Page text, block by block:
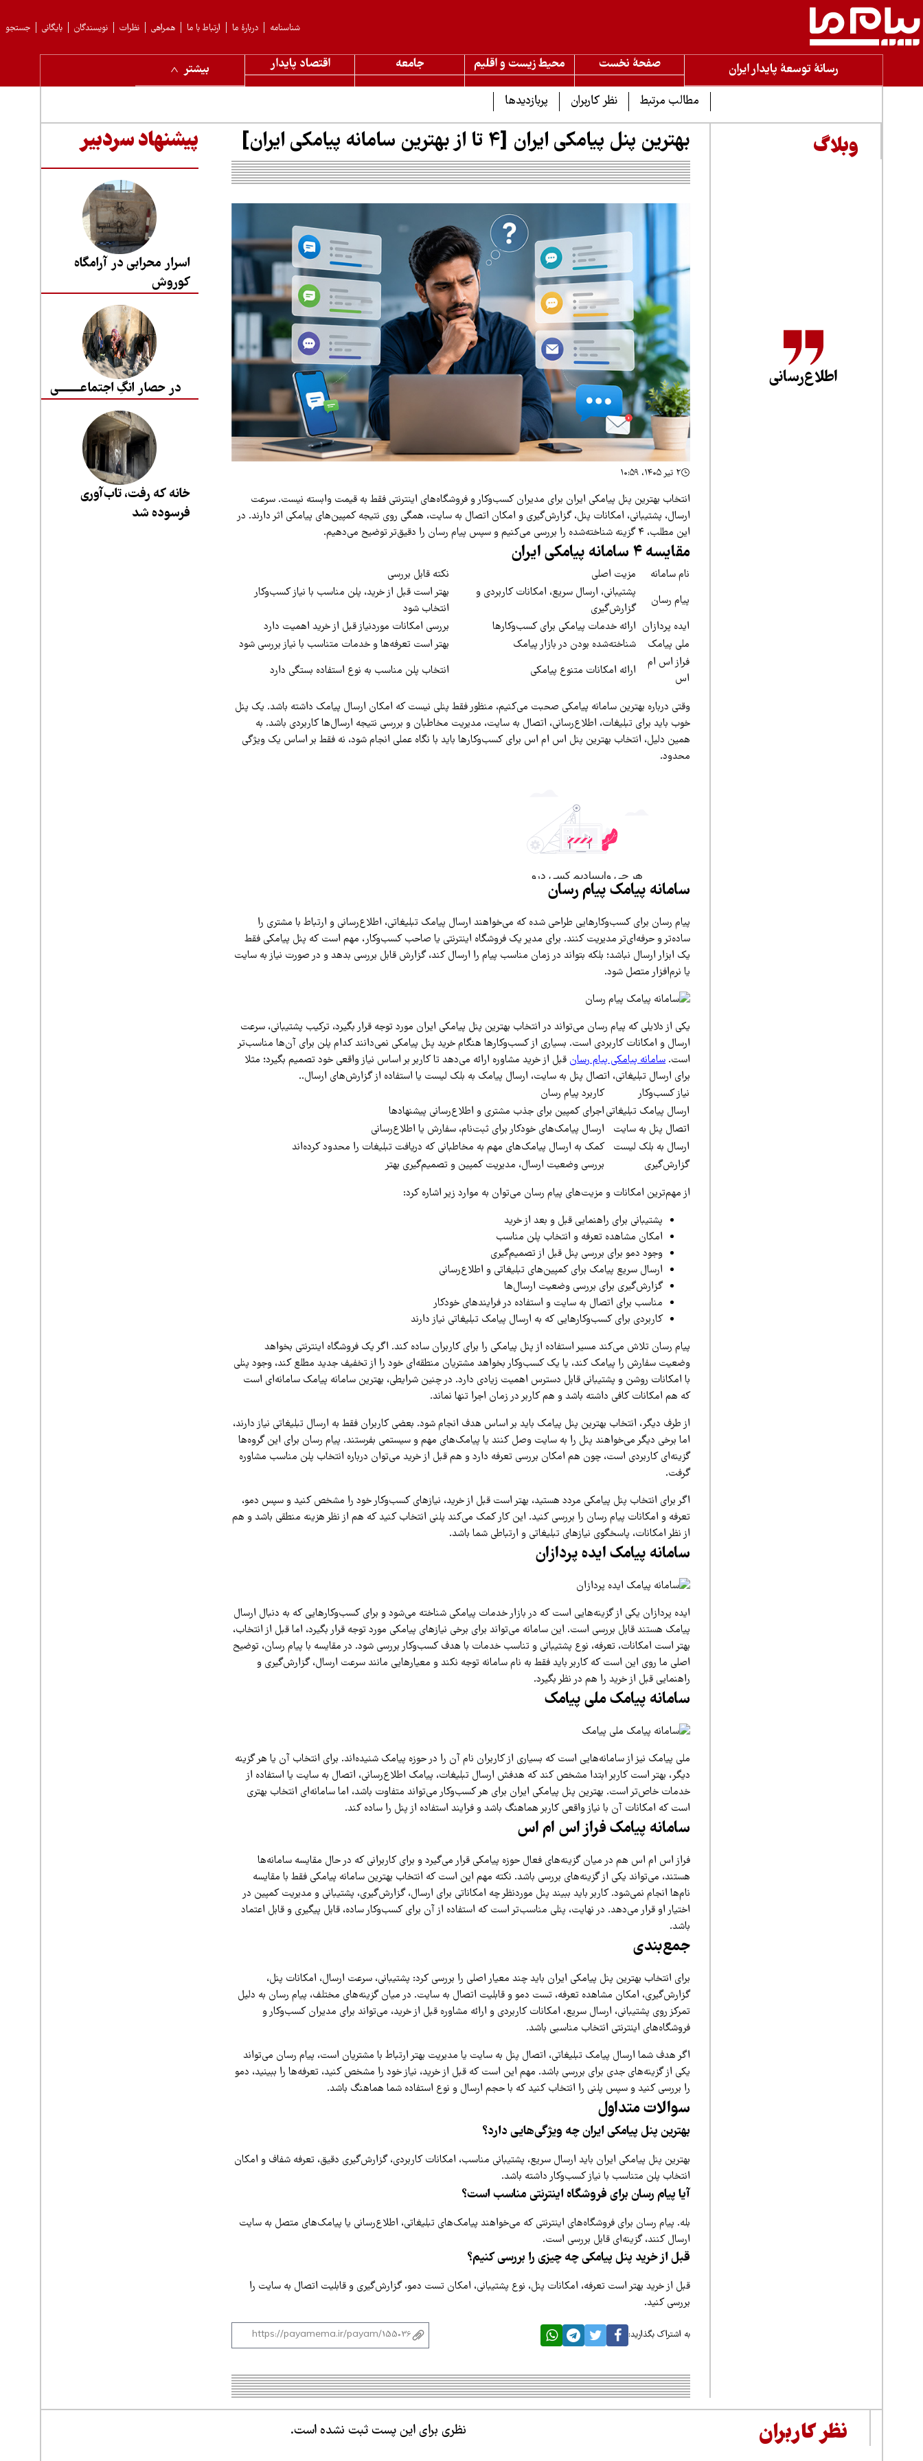
جستجو بایگانی نویسندگان نظرات همراهی ارتباط با ما دربارهٔ ما شناسنامه
رسانۀ توسعۀ پایدار ایران صفحۀ نخست محیط زیست و اقلیم جامعه اقتصاد پایدار
بیشتر
مطالب مرتبط
نظر کاربران پربازدیدها
وبلاگ
اطلاع‌رسانی
بهترین پنل پیامکی ایران [4 تا از بهترین سامانه پیامکی ایران]
۲ تیر ۱۴۰۵، ۱۰:۵۹
انتخاب بهترین پنل پیامکی ایران برای مدیران کسب‌وکار و فروشگاه‌های اینترنتی فقط به قیمت وابسته نیست. سرعت
ارسال، پشتیبانی، امکانات پنل، گزارش‌گیری و امکان اتصال به سایت، همگی روی نتیجه کمپین‌های پیامکی اثر دارند. در
این مطلب، ۴ گزینه شناخته‌شده را بررسی می‌کنیم و سپس پیام رسان را دقیق‌تر توضیح می‌دهیم.
مقایسه ۴ سامانه پیامکی ایران
نام سامانه مزیت اصلی
نکته قابل بررسی
پیام رسان
پشتیبانی، ارسال سریع، امکانات کاربردی و
گزارش‌گیری
بهتر است قبل از خرید، پلن مناسب با نیاز کسب‌وکار
انتخاب شود
ایده پردازان ارائه خدمات پیامکی برای کسب‌وکارها
بررسی امکانات موردنیاز قبل از خرید اهمیت دارد
ملی پیامک
شناخته‌شده بودن در بازار پیامک
بهتر است تعرفه‌ها و خدمات متناسب با نیاز بررسی شود
فراز اس ام
اس
ارائه امکانات متنوع پیامکی انتخاب پلن مناسب به نوع استفاده بستگی دارد
وقتی درباره بهترین سامانه پیامکی صحبت می‌کنیم، منظور فقط پنلی نیست که امکان ارسال پیامک داشته باشد. یک پنل
خوب باید برای تبلیغات، اطلاع‌رسانی، اتصال به سایت، مدیریت مخاطبان و بررسی نتیجه ارسال‌ها کاربردی باشد. به
همین دلیل، انتخاب بهترین پنل اس ام اس برای کسب‌وکارها باید با نگاه عملی انجام شود، نه فقط بر اساس یک ویژگی
محدود.
سامانه پیامک پیام رسان
پیام رسان برای کسب‌وکارهایی طراحی شده که می‌خواهند ارسال پیامک تبلیغاتی، اطلاع‌رسانی و ارتباط با مشتری را
ساده‌تر و حرفه‌ای‌تر مدیریت کنند. برای مدیر یک فروشگاه اینترنتی یا صاحب کسب‌وکار، مهم است که پنل پیامکی فقط
یک ابزار ارسال نباشد؛ بلکه بتواند در زمان مناسب پیام را ارسال کند، گزارش قابل بررسی بدهد و در صورت نیاز به سایت
یا نرم‌افزار متصل شود.
یکی از دلایلی که پیام رسان می‌تواند در انتخاب بهترین پنل پیامکی ایران مورد توجه قرار بگیرد، ترکیب پشتیبانی، سرعت
ارسال و امکانات کاربردی است. بسیاری از کسب‌وکارها هنگام خرید پنل پیامکی نمی‌دانند کدام پلن برای آن‌ها مناسب‌تر
است.سامانه پیامکی پیام رسان قبل از خرید مشاوره ارائه می‌دهد تا کاربر بر اساس نیاز واقعی خود تصمیم بگیرد؛ مثلا
برای ارسال تبلیغاتی، اتصال پنل به سایت، ارسال پیامک به بلک لیست یا استفاده از گزارش‌های ارسال..
نیاز کسب‌وکار
کاربرد پیام رسان
ارسال پیامک تبلیغاتیاجرای کمپین برای جذب مشتری و اطلاع‌رسانی پیشنهادها
اتصال پنل به سایت
ارسال پیامک‌های خودکار برای ثبت‌نام، سفارش یا اطلاع‌رسانی
ارسال به بلک لیست
کمک به ارسال پیامک‌های مهم به مخاطبانی که دریافت تبلیغات را محدود کرده‌اند
گزارش‌گیری
بررسی وضعیت ارسال، مدیریت کمپین و تصمیم‌گیری بهتر
از مهم‌ترین امکانات و مزیت‌های پیام رسان می‌توان به موارد زیر اشاره کرد:
پشتیبانی برای راهنمایی قبل و بعد از خرید
امکان مشاهده تعرفه و انتخاب پلن مناسب
وجود دمو برای بررسی پنل قبل از تصمیم‌گیری
ارسال سریع پیامک برای کمپین‌های تبلیغاتی و اطلاع‌رسانی
گزارش‌گیری برای بررسی وضعیت ارسال‌ها
مناسب برای اتصال به سایت و استفاده در فرایندهای خودکار
کاربردی برای کسب‌وکارهایی که به ارسال پیامک تبلیغاتی نیاز دارند
پیام رسان تلاش می‌کند مسیر استفاده از پنل پیامکی را برای کاربران ساده کند. اگر یک فروشگاه اینترنتی بخواهد
وضعیت سفارش را پیامک کند، یا یک کسب‌وکار بخواهد مشتریان منطقه‌ای خود را از تخفیف جدید مطلع کند، وجود پنلی
با امکانات روشن و پشتیبانی قابل دسترس اهمیت زیادی دارد. در چنین شرایطی، بهترین سامانه پیامک سامانه‌ای است
که هم امکانات کافی داشته باشد و هم کاربر در زمان اجرا تنها نماند.
از طرف دیگر، انتخاب بهترین پنل پیامک باید بر اساس هدف انجام شود. بعضی کاربران فقط به ارسال تبلیغاتی نیاز دارند،
اما برخی دیگر می‌خواهند پنل را به سایت وصل کنند یا پیامک‌های مهم و سیستمی بفرستند. پیام رسان برای این گروه‌ها
گزینه‌ای کاربردی است، چون هم امکان بررسی تعرفه دارد و هم قبل از خرید می‌توان درباره انتخاب پلن مناسب مشاوره
گرفت.
اگر برای انتخاب پنل پیامکی مردد هستید، بهتر است قبل از خرید، نیازهای کسب‌وکار خود را مشخص کنید و سپس دمو،
تعرفه و امکانات پیام رسان را بررسی کنید. این کار کمک می‌کند پلنی انتخاب کنید که هم از نظر هزینه منطقی باشد و هم
از نظر امکانات، پاسخگوی نیازهای تبلیغاتی و ارتباطی شما باشد.
سامانه پیامک ایده پردازان
ایده پردازان یکی از گزینه‌هایی است که در بازار خدمات پیامکی شناخته می‌شود و برای کسب‌وکارهایی که به دنبال ارسال
پیامک هستند قابل بررسی است. این سامانه می‌تواند برای برخی نیازهای پیامکی مورد توجه قرار بگیرد، اما قبل از انتخاب،
بهتر است امکانات، تعرفه، نوع پشتیبانی و تناسب خدمات با هدف کسب‌وکار بررسی شود. در مقایسه با پیام رسان، توضیح
اصلی ما روی این است که کاربر باید فقط به نام سامانه توجه نکند و معیارهایی مانند سرعت ارسال، گزارش‌گیری و
راهنمایی قبل از خرید را هم در نظر بگیرد.
سامانه پیامک ملی پیامک
ملی پیامک نیز از سامانه‌هایی است که بسیاری از کاربران نام آن را در حوزه پیامک شنیده‌اند. برای انتخاب آن یا هر گزینه
دیگر، بهتر است کاربر ابتدا مشخص کند که هدفش ارسال تبلیغات، پیامک اطلاع‌رسانی، اتصال به سایت یا استفاده از
خدمات خاص‌تر است. بهترین پنل پیامکی ایران برای هر کسب‌وکار می‌تواند متفاوت باشد، اما سامانه‌ای انتخاب بهتری
است که امکانات آن با نیاز واقعی کاربر هماهنگ باشد و فرایند استفاده از پنل را ساده کند.
سامانه پیامک فراز اس ام اس
فراز اس ام اس هم در میان گزینه‌های فعال حوزه پیامکی قرار می‌گیرد و برای کاربرانی که در حال مقایسه سامانه‌ها
هستند، می‌تواند یکی از گزینه‌های بررسی باشد. نکته مهم این است که انتخاب بهترین سامانه پیامکی فقط با مقایسه
نام‌ها انجام نمی‌شود. کاربر باید ببیند پنل موردنظر چه امکاناتی برای ارسال، گزارش‌گیری، پشتیبانی و مدیریت کمپین در
اختیار او قرار می‌دهد. در نهایت، پنلی مناسب‌تر است که استفاده از آن برای کسب‌وکار ساده، قابل پیگیری و قابل اعتماد
باشد.
جمع‌بندی
برای انتخاب بهترین پنل پیامکی ایران باید چند معیار اصلی را بررسی کرد: پشتیبانی، سرعت ارسال، امکانات پنل،
گزارش‌گیری، امکان مشاهده تعرفه، تست دمو و قابلیت اتصال به سایت. در میان گزینه‌های مختلف، پیام رسان به دلیل
تمرکز روی پشتیبانی، ارسال سریع، امکانات کاربردی و ارائه مشاوره قبل از خرید، می‌تواند برای مدیران کسب‌وکار و
فروشگاه‌های اینترنتی انتخاب مناسبی باشد.
اگر هدف شما ارسال پیامک تبلیغاتی، اتصال پنل به سایت یا مدیریت بهتر ارتباط با مشتریان است، پیام رسان می‌تواند
یکی از گزینه‌های جدی برای بررسی باشد. مهم این است که قبل از خرید، نیاز خود را مشخص کنید، تعرفه‌ها را ببینید، دمو
را بررسی کنید و سپس پلنی را انتخاب کنید که با حجم ارسال و نوع استفاده شما هماهنگ باشد.
سوالات متداول
بهترین پنل پیامکی ایران چه ویژگی‌هایی دارد؟
بهترین پنل پیامکی ایران باید ارسال سریع، پشتیبانی مناسب، امکانات کاربردی، گزارش‌گیری دقیق، تعرفه شفاف و امکان
انتخاب پلن متناسب با نیاز کسب‌وکار داشته باشد.
آیا پیام رسان برای فروشگاه اینترنتی مناسب است؟
بله. پیام رسان برای فروشگاه‌های اینترنتی که می‌خواهند پیامک‌های تبلیغاتی، اطلاع‌رسانی یا پیامک‌های متصل به سایت
ارسال کنند، گزینه‌ای قابل بررسی است.
قبل از خرید پنل پیامکی چه چیزی را بررسی کنیم؟
قبل از خرید بهتر است تعرفه، امکانات پنل، نوع پشتیبانی، امکان تست دمو، گزارش‌گیری و قابلیت اتصال به سایت را
بررسی کنید.
به اشتراک بگذارید:
پیشنهاد سردبیر
اسرار محرابی در آرامگاه
کوروش
در حصار انگِ اجتماعــــــــی
خانه که رفت، تاب‌آوری
فرسوده شد
نظر کاربران نظری برای این پست ثبت نشده است.